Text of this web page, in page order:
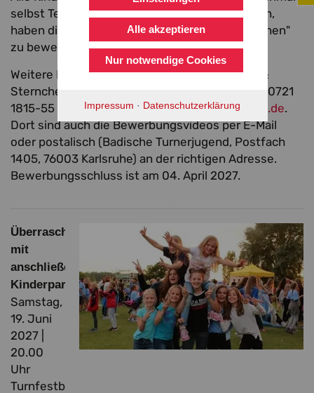
Alle akzeptieren
Nur notwendige Cookies
Impressum · Datenschutzerklärung
selbst Teil der liebevoll gestalteten Gala zu sein,
haben die Möglichkeit, sich für "Stars & Sternchen"
zu bewerben!
Weitere Informationen zum Auftritt bei Stars &
Sternchen gibt es im LKTF-Büro unter Telefon 0721
1815-55 oderturnfest@badischer-turner-bund.de.
Dort sind auch die Bewerbungsvideos per E-Mail
oder postalisch (Badische Turnerjugend, Postfach
1405, 76003 Karlsruhe) an der richtigen Adresse.
Bewerbungsschluss ist am 04. April 2027.
Überraschungsact
mit
anschließender
Kinderparty
Samstag,
19. Juni
2027 |
20.00
Uhr
Turnfestbühne